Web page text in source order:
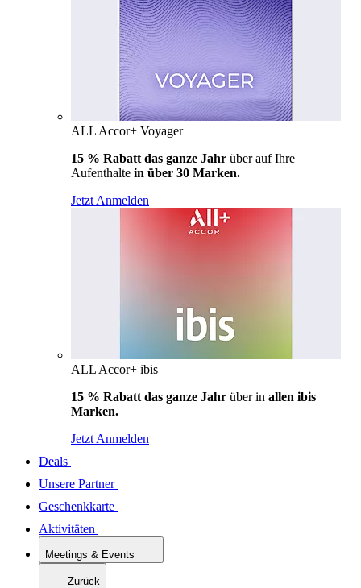
ALL Accor+ Voyager
15 % Rabatt das ganze Jahr über auf Ihre
Aufenthalte in über 30 Marken.
Jetzt Anmelden
ALL Accor+ ibis
15 % Rabatt das ganze Jahr über in allen ibis
Marken.
Jetzt Anmelden
Deals
Unsere Partner
Geschenkkarte
Aktivitäten
Meetings & Events
Zurück